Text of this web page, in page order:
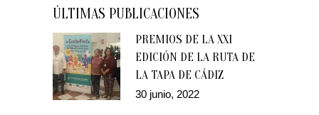
ÚLTIMAS PUBLICACIONES
PREMIOS DE LA XXI
EDICIÓN DE LA RUTA DE
LA TAPA DE CÁDIZ
30 junio, 2022